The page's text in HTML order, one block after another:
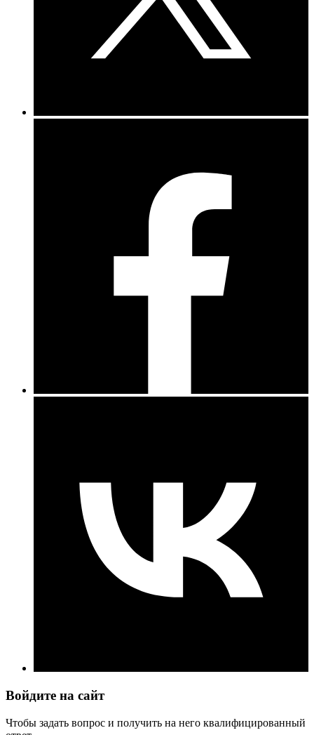
Войдите на сайт
Чтобы задать вопрос и получить на него квалифицированный